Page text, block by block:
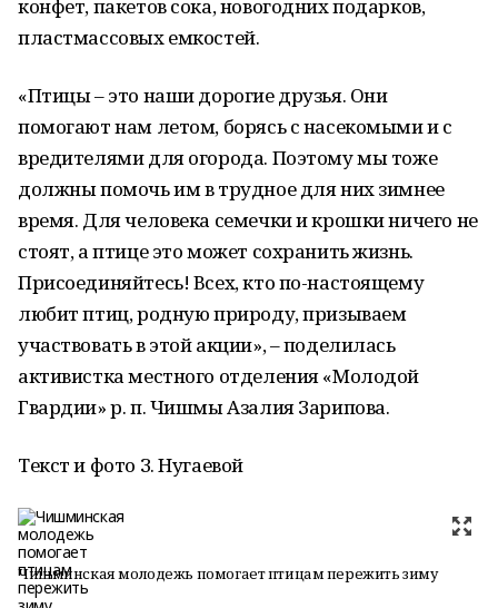
конфет, пакетов сока, новогодних подарков,
пластмассовых емкостей.
«Птицы – это наши дорогие друзья. Они
помогают нам летом, борясь с насекомыми и с
вредителями для огорода. Поэтому мы тоже
должны помочь им в трудное для них зимнее
время. Для человека семечки и крошки ничего не
стоят, а птице это может сохранить жизнь.
Присоединяйтесь! Всех, кто по-настоящему
любит птиц, родную природу, призываем
участвовать в этой акции», – поделилась
активистка местного отделения «Молодой
Гвардии» р. п. Чишмы Азалия Зарипова.
Текст и фото З. Нугаевой
Чишминская молодежь помогает птицам пережить зиму